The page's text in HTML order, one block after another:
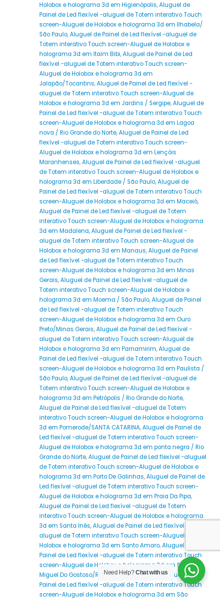
Holobox e holograma 3d em Higienópolis,Aluguel de
Painel de Led flexível -aluguel de Totem interativo Touch
screen-Aluguel de Holobox e holograma 3d em Ilhabela/
São Paulo,Aluguel de Painel de Led flexível -aluguel de
Totem interativo Touch screen-Aluguel de Holobox e
holograma 3d em Itaim Bibi,Aluguel de Painel de Led
flexível -aluguel de Totem interativo Touch screen-
Aluguel de Holobox e holograma 3d em
Jalapão/Tocantins,Aluguel de Painel de Led flexível -
aluguel de Totem interativo Touch screen-Aluguel de
Holobox e holograma 3d em Jardins / Sergipe,Aluguel de
Painel de Led flexível -aluguel de Totem interativo Touch
screen-Aluguel de Holobox e holograma 3d em Lagoa
nova / Rio Grande do Norte,Aluguel de Painel de Led
flexível -aluguel de Totem interativo Touch screen-
Aluguel de Holobox e holograma 3d em Lençóis
Maranhenses,Aluguel de Painel de Led flexível -aluguel
de Totem interativo Touch screen-Aluguel de Holobox e
holograma 3d em Liberdade / São Paulo,Aluguel de
Painel de Led flexível -aluguel de Totem interativo Touch
screen-Aluguel de Holobox e holograma 3d em Maceió,
Aluguel de Painel de Led flexível -aluguel de Totem
interativo Touch screen-Aluguel de Holobox e holograma
3d em Madalena,Aluguel de Painel de Led flexível -
aluguel de Totem interativo Touch screen-Aluguel de
Holobox e holograma 3d em Manaus,Aluguel de Painel
de Led flexível -aluguel de Totem interativo Touch
screen-Aluguel de Holobox e holograma 3d em Minas
Gerais,Aluguel de Painel de Led flexível -aluguel de
Totem interativo Touch screen-Aluguel de Holobox e
holograma 3d em Moema / São Paulo,Aluguel de Painel
de Led flexível -aluguel de Totem interativo Touch
screen-Aluguel de Holobox e holograma 3d em Ouro
Preto/Minas Gerais,Aluguel de Painel de Led flexível -
aluguel de Totem interativo Touch screen-Aluguel de
Holobox e holograma 3d em Parnamirim,Aluguel de
Painel de Led flexível -aluguel de Totem interativo Touch
screen-Aluguel de Holobox e holograma 3d em Paulista /
São Paulo,Aluguel de Painel de Led flexível -aluguel de
Totem interativo Touch screen-Aluguel de Holobox e
holograma 3d em Petrópolis / Rio Grande do Norte,
Aluguel de Painel de Led flexível -aluguel de Totem
interativo Touch screen-Aluguel de Holobox e holograma
3d em Pomerode/SANTA CATARINA,Aluguel de Painel de
Led flexível -aluguel de Totem interativo Touch screen-
Aluguel de Holobox e holograma 3d em ponta negra / Rio
Grande do Norte,Aluguel de Painel de Led flexível -aluguel
de Totem interativo Touch screen-Aluguel de Holobox e
holograma 3d em Porto De Galinhas,Aluguel de Painel de
Led flexível -aluguel de Totem interativo Touch screen-
Aluguel de Holobox e holograma 3d em Praia Da Pipa,
Aluguel de Painel de Led flexível -aluguel de Totem
interativo Touch screen-Aluguel de Holobox e holograma
3d em Santa Inês,Aluguel de Painel de Led flexível -
aluguel de Totem interativo Touch screen-Aluguel de
Holobox e holograma 3d em Santo Amaro,Aluguel de
Painel de Led flexível -aluguel de Totem interativo Touch
screen-Aluguel de Holobox e holograma 3d em São
Miguel Do Gostoso/RIO GRANDE DO NORTE,Aluguel de
Painel de Led flexível -aluguel de Totem interativo Touch
screen-Aluguel de Holobox e holograma 3d em São
Need Help?Chat with us